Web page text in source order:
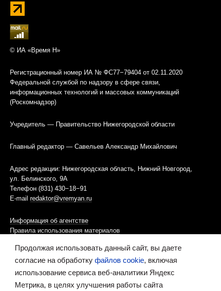
© ИА «Время Н»
Регистрационный номер ИА № ФС77−79404 от 02.11.2020
Федеральной службой по надзору в сфере связи,
информационных технологий и массовых коммуникаций
(Роскомнадзор)
Учредитель — Правительство Нижегородской области
Главный редактор — Савельев Александр Михайлович
Адрес редакции: Нижегородская область, Нижний Новгород,
ул. Белинского, 9А
Телефон (831) 430−18−91
E-mail redaktor@vremyan.ru
Информация об агентстве
Правила использования материалов
Информационная политика использования «cookies»-файлов
Ресурс содержит материалы 16+
Продолжая использовать данный сайт, вы даете
согласие на обработку файлов cookie, включая
использование сервиса веб-аналитики Яндекс
Метрика, в целях улучшения работы сайта